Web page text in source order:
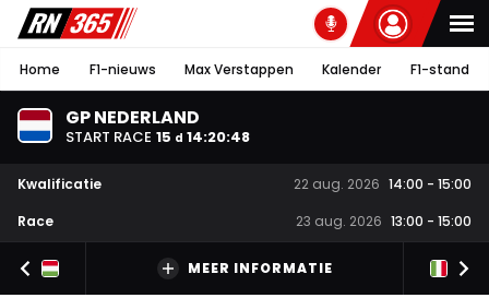
Home F1-nieuws Max Verstappen Kalender F1-stand
GP NEDERLAND
START RACE 15 d 14:20:48
Kwalificatie 22 aug. 2026 14:00 - 15:00
Race
23 aug. 2026 13:00 - 15:00
MEER INFORMATIE